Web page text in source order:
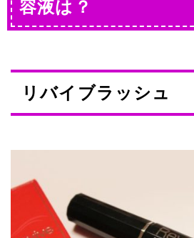
容液は？
リバイブラッシュ